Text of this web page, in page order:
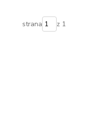
strana z 1